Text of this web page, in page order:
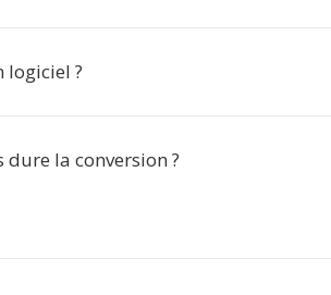
logiciel ?
la conversion ?